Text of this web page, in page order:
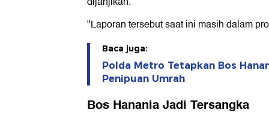
"Laporan tersebut saat ini masih dalam
Baca juga:
Polda Metro Tetapkan Bos
Penipuan Umrah
Bos Hanania Jadi Tersangka